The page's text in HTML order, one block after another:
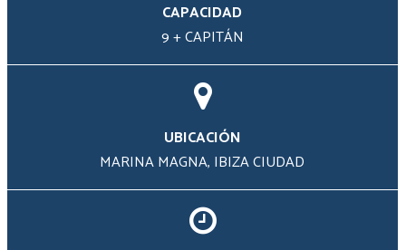
(required) *
(optional) *
CAPACIDAD
9 + CAPITÁN
UBICACIÓN
MARINA MAGNA, IBIZA CIUDAD